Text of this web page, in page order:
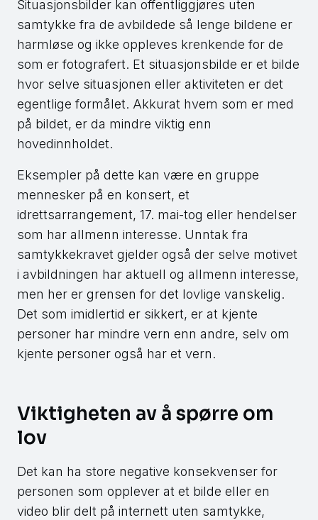
Situasjonsbilder kan offentliggjøres uten
samtykke fra de avbildede så lenge bildene er
harmløse og ikke oppleves krenkende for de
som er fotografert. Et situasjonsbilde er et bilde
hvor selve situasjonen eller aktiviteten er det
egentlige formålet. Akkurat hvem som er med
på bildet, er da mindre viktig enn
hovedinnholdet.
Eksempler på dette kan være en gruppe
mennesker på en konsert, et
idrettsarrangement, 17. mai-tog eller hendelser
som har allmenn interesse. Unntak fra
samtykkekravet gjelder også der selve motivet
i avbildningen har aktuell og allmenn interesse,
men her er grensen for det lovlige vanskelig.
Det som imidlertid er sikkert, er at kjente
personer har mindre vern enn andre, selv om
kjente personer også har et vern.
Viktigheten av å spørre om
lov
Det kan ha store negative konsekvenser for
personen som opplever at et bilde eller en
video blir delt på internett uten samtykke,